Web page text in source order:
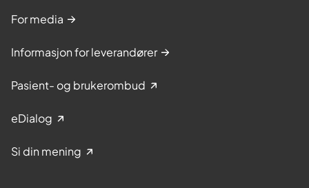
For media
Informasjon for leverandører
Pasient- og brukerombud
eDialog
Si din mening